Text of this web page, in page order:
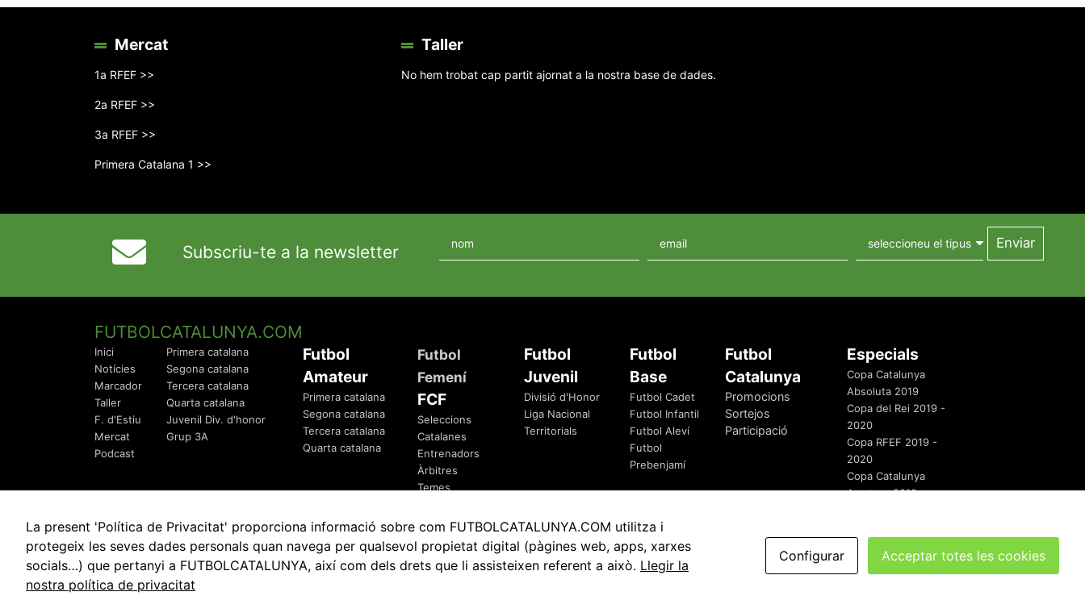
Mercat
1a RFEF >>
2a RFEF >>
3a RFEF >>
Primera Catalana 1 >>
Taller
No hem trobat cap partit ajornat a la nostra base de dades.
Subscriu-te a la newsletter
FUTBOLCATALUNYA.COM
Inici
Notícies
Marcador
Taller
F. d'Estiu
Mercat
Podcast
Primera catalana
Segona catalana
Tercera catalana
Quarta catalana
Juvenil Div. d'honor
Grup 3A
Futbol
Amateur
Primera catalana
Segona catalana
Tercera catalana
Quarta catalana
Futbol
Femení
FCF
Seleccions
Catalanes
Entrenadors
Àrbitres
Temes
Futbol
Juvenil
Divisió d'Honor
Liga Nacional
Territorials
Futbol
Base
Futbol Cadet
Futbol Infantil
Futbol Aleví
Futbol
Prebenjamí
Futbol
Catalunya
Promocions
Sortejos
Participació
Especials
Copa Catalunya
Absoluta 2019
Copa del Rei 2019 -
2020
Copa RFEF 2019 -
2020
Copa Catalunya
Amateur 2019
© 2010 - 2026 FutbolCatalunya.com Avis Legal Política de Privacitat Política de Cookies redaccio@futbolcatalunya.com
La present 'Política de Privacitat' proporciona informació sobre com FUTBOLCATALUNYA.COM utilitza i
protegeix les seves dades personals quan navega per qualsevol propietat digital (pàgines web, apps, xarxes
socials…) que pertanyi a FUTBOLCATALUNYA, així com dels drets que li assisteixen referent a això. Llegir la
nostra política de privacitat
Configurar Acceptar totes les cookies